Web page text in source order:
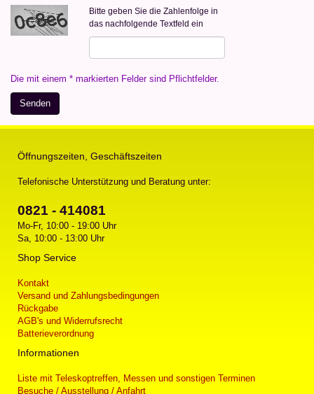
Bitte geben Sie die Zahlenfolge in
das nachfolgende Textfeld ein
Die mit einem * markierten Felder sind Pflichtfelder.
Öffnungszeiten, Geschäftszeiten
Telefonische Unterstützung und Beratung unter:
0821 - 414081
Mo-Fr, 10:00 - 19:00 Uhr
Sa, 10:00 - 13:00 Uhr
Shop Service
Kontakt
Versand und Zahlungsbedingungen
Rückgabe
AGB's und Widerrufsrecht
Batterieverordnung
Informationen
Liste mit Teleskoptreffen, Messen und sonstigen Terminen
Besuche / Ausstellung / Anfahrt